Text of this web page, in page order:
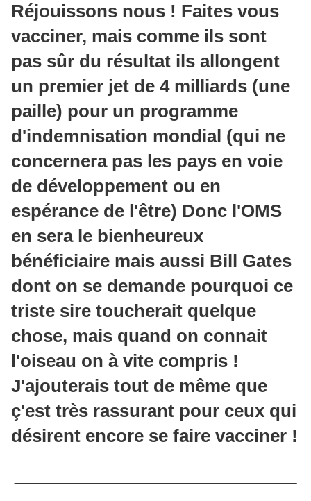
Réjouissons nous ! Faites vous
vacciner, mais comme ils sont
pas sûr du résultat ils allongent
un premier jet de 4 milliards (une
paille) pour un programme
d'indemnisation mondial (qui ne
concernera pas les pays en voie
de développement ou en
espérance de l'être) Donc l'OMS
en sera le bienheureux
bénéficiaire mais aussi Bill Gates
dont on se demande pourquoi ce
triste sire toucherait quelque
chose, mais quand on connait
l'oiseau on à vite compris !
J'ajouterais tout de même que
ç'est très rassurant pour ceux qui
désirent encore se faire vacciner !